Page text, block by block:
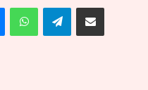
MessengerWhatsAppTelegramPartager par email